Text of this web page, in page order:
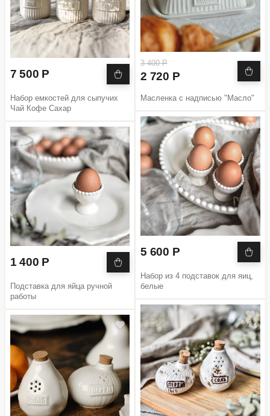
7 500 Р
Набор емкостей для сыпучих
Чай Кофе Сахар
1 400 Р
Подставка для яйца ручной
работы
3 400 Р
2 720 Р
Масленка с надписью "Масло"
5 600 Р
Набор из 4 подставок для яиц,
белые